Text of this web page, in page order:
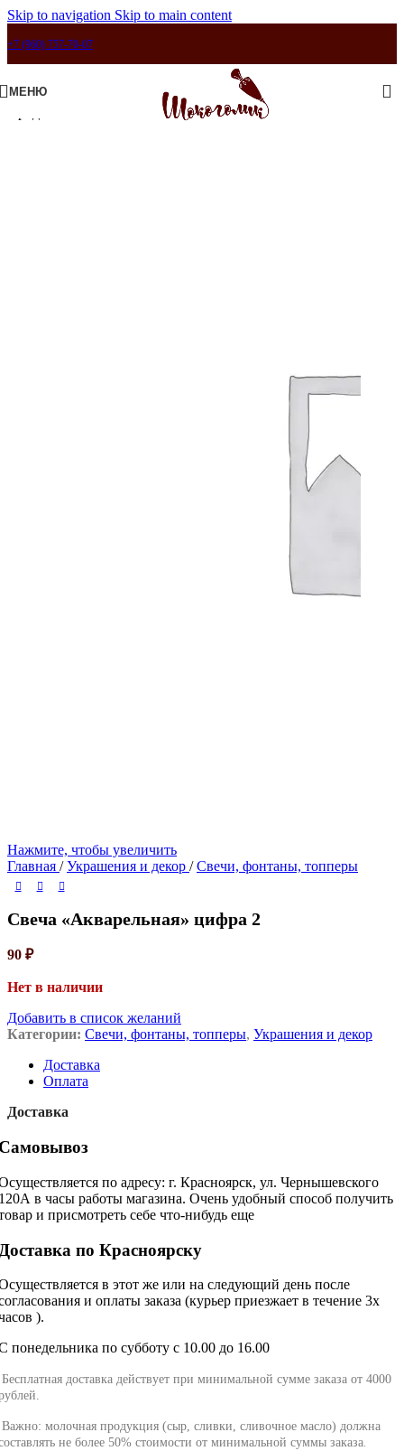
Skip to navigation Skip to main content
+7 (960) 757-70-07
МЕНЮ
Нажмите, чтобы увеличить
Главная / Украшения и декор / Свечи, фонтаны, топперы
Свеча «Акварельная» цифра 2
90 ₽
Нет в наличии
Добавить в список желаний
Категории: Свечи, фонтаны, топперы, Украшения и декор
Доставка
Оплата
Доставка
по адресу: г. Красноярск, ул. Чернышевского
в часы работы магазина. Очень удобный способ получить
и присмотреть себе что-нибудь еще
по Красноярску
в этот же или на следующий день после
и оплаты заказа (курьер приезжает в течение 3х
).
понедельника по субботу с 10.00 до 16.00
Бесплатная доставка действует при минимальной сумме заказа от 4000
Важно: молочная продукция (сыр, сливки, сливочное масло) должна
не более 50% стоимости от минимальной суммы заказа.